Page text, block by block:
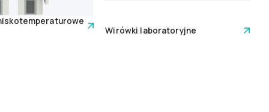
Wirówki laboratoryjne